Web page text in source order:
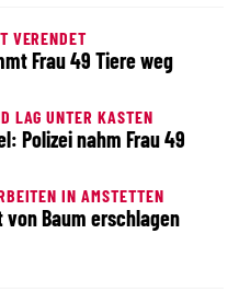
VERENDET
Frau 49 Tiere weg
LAG UNTER KASTEN
Polizei nahm Frau 49
IN AMSTETTEN
von Baum erschlagen